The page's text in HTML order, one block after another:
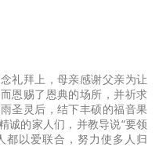
礼拜上，母亲感谢父亲为让
恩赐了恩典的场所，并祈求
圣灵后，结下丰硕的福音果
诚的家人们，并教导说“要领
都以爱联合，努力使多人归